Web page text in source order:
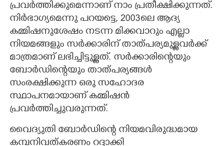
പ്രവർത്തിക്കുമെന്നാണ് നാം പ്രതീക്ഷിക്കുന്നത്.
നിർഭാഗ്യമെന്നു പറയട്ടെ, 2003ലെ ആദ്യ
കമ്മിഷനുശേഷം നടന്ന മിക്കവാറും എല്ലാ
നിയമങ്ങളും സർക്കാരിന് താത്പര്യമുള്ളവർക്ക്
മാത്രമാണ് ലഭിച്ചിട്ടുള്ളത്. സർക്കാരിന്റെയും
ബോർഡിന്റെയും താത്പര്യങ്ങൾ
സംരക്ഷിക്കുന്ന ഒരു സഹോദര
സ്ഥാപനമായാണ് കമ്മിഷൻ
പ്രവർത്തിച്ചുവരുന്നത്.
വൈദ്യുതി ബോർഡിന്റെ നിയമവിരുദ്ധമായ
കമ്പനിവത്കരണം റദ്ദാക്കി